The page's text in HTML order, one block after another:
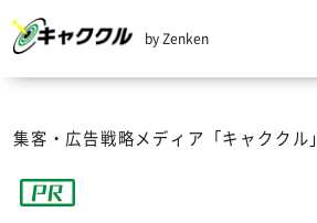
by Zenken
集客・広告戦略メディア「キャククル」